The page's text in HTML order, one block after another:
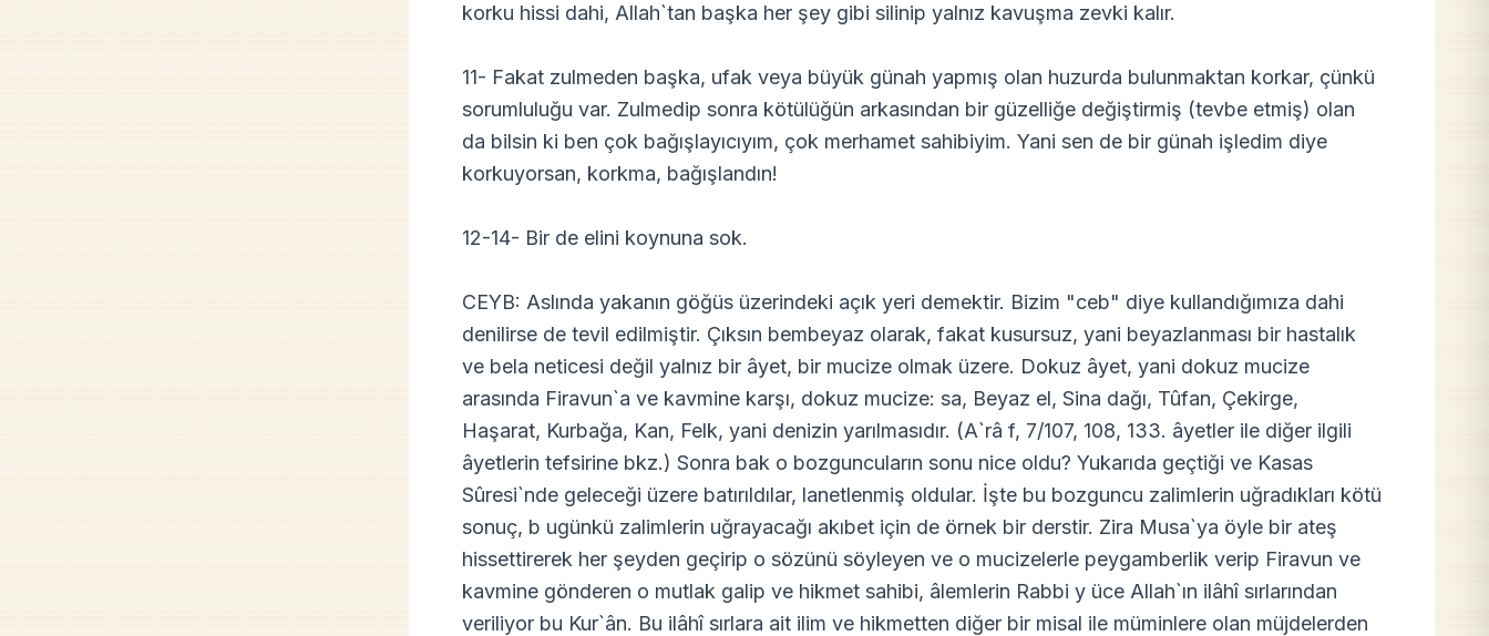
korku hissi dahi, Allah`tan başka her şey gibi silinip yalnız kavuşma zevki kalır.
11- Fakat zulmeden başka, ufak veya büyük günah yapmış olan huzurda bulunmaktan korkar, çünkü
sorumluluğu var. Zulmedip sonra kötülüğün arkasından bir güzelliğe değiştirmiş (tevbe etmiş) olan
da bilsin ki ben çok bağışlayıcıyım, çok merhamet sahibiyim. Yani sen de bir günah işledim diye
korkuyorsan, korkma, bağışlandın!
12-14- Bir de elini koynuna sok.
CEYB: Aslında yakanın göğüs üzerindeki açık yeri demektir. Bizim "ceb" diye kullandığımıza dahi
denilirse de tevil edilmiştir. Çıksın bembeyaz olarak, fakat kusursuz, yani beyazlanması bir hastalık
ve bela neticesi değil yalnız bir âyet, bir mucize olmak üzere. Dokuz âyet, yani dokuz mucize
arasında Firavun`a ve kavmine karşı, dokuz mucize: sa, Beyaz el, Sina dağı, Tûfan, Çekirge,
Haşarat, Kurbağa, Kan, Felk, yani denizin yarılmasıdır. (A`râ f, 7/107, 108, 133. âyetler ile diğer ilgili
âyetlerin tefsirine bkz.) Sonra bak o bozguncuların sonu nice oldu? Yukarıda geçtiği ve Kasas
Sûresi`nde geleceği üzere batırıldılar, lanetlenmiş oldular. İşte bu bozguncu zalimlerin uğradıkları kötü
sonuç, b ugünkü zalimlerin uğrayacağı akıbet için de örnek bir derstir. Zira Musa`ya öyle bir ateş
hissettirerek her şeyden geçirip o sözünü söyleyen ve o mucizelerle peygamberlik verip Firavun ve
kavmine gönderen o mutlak galip ve hikmet sahibi, âlemlerin Rabbi y üce Allah`ın ilâhî sırlarından
veriliyor bu Kur`ân. Bu ilâhî sırlara ait ilim ve hikmetten diğer bir misal ile müminlere olan müjdelerden